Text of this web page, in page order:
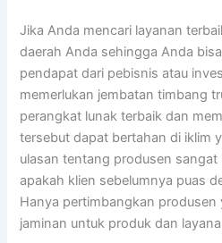
Jika Anda mencari layanan
daerah Anda sehingga Anda
pendapat dari pebisnis atau
memerlukan jembatan timbang
perangkat lunak terbaik dan
tersebut dapat bertahan di iklim
ulasan tentang produsen
apakah klien sebelumnya puas
Hanya pertimbangkan produsen
jaminan untuk produk dan